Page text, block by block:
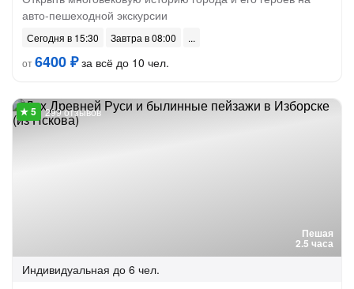
авто-пешеходной экскурсии
Сегодня в 15:30
Завтра в 08:00
от6400 ₽за всё до 10 чел.
Пешая
2.5 часа
299 отзывов
Индивидуальная до 6 чел.